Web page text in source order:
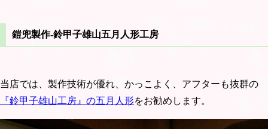
鎧兜製作-鈴甲子雄山五月人形工房
当店では、製作技術が優れ、かっこよく、アフターも抜群の
『鈴甲子雄山工房』の五月人形をお勧めします。